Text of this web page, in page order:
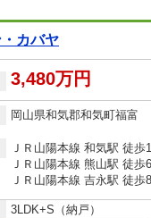
カバヤ
3,480万円
岡山県和気郡和気町福富
ＪＲ山陽本線 和気駅 徒歩
ＪＲ山陽本線 熊山駅 徒歩
ＪＲ山陽本線 吉永駅 徒歩
3LDK+S（納戸）